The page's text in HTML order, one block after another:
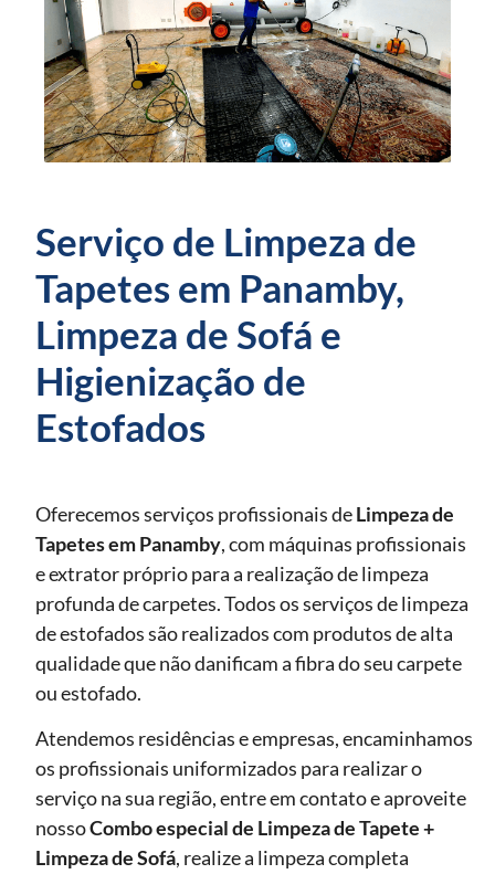
Serviço de Limpeza de
Tapetes em Panamby,
Limpeza de Sofá e
Higienização de
Estofados
Oferecemos serviços profissionais deLimpeza de
Tapetesem Panamby, com máquinas profissionais
e extrator próprio para a realização de limpeza
profunda de carpetes. Todos os serviços de limpeza
de estofados são realizados com produtos de alta
qualidade que não danificam a fibra do seu carpete
ou estofado.
Atendemos residências e empresas, encaminhamos
os profissionais uniformizados para realizar o
serviço na sua região, entre em contato e aproveite
nossoCombo especial de Limpeza de Tapete +
Limpeza de Sofá, realize a limpeza completa